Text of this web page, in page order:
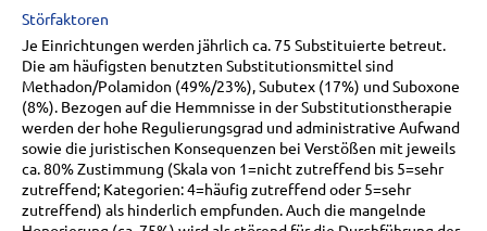
Störfaktoren
Je Einrichtungen werden jährlich ca. 75 Substituierte betreut.
Die am häufigsten benutzten Substitutionsmittel sind
Methadon/Polamidon (49%/23%), Subutex (17%) und Suboxone
(8%). Bezogen auf die Hemmnisse in der Substitutionstherapie
werden der hohe Regulierungsgrad und administrative Aufwand
sowie die juristischen Konsequenzen bei Verstößen mit jeweils
ca. 80% Zustimmung (Skala von 1=nicht zutreffend bis 5=sehr
zutreffend; Kategorien: 4=häufig zutreffend oder 5=sehr
zutreffend) als hinderlich empfunden. Auch die mangelnde